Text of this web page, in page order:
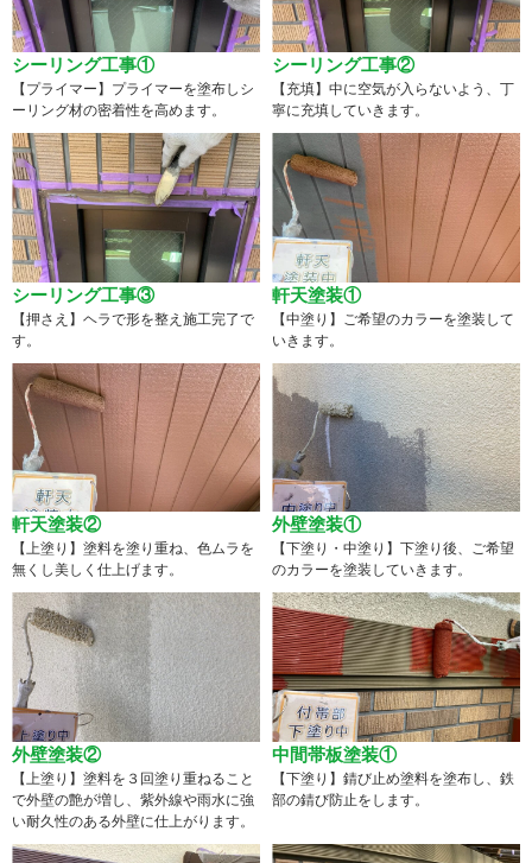
シーリング工事①
【プライマー】プライマーを塗布しシ
ーリング材の密着性を高めます。
シーリング工事②
【充填】中に空気が入らないよう、丁
寧に充填していきます。
シーリング工事③
【押さえ】ヘラで形を整え施工完了で
す。
軒天塗装①
【中塗り】ご希望のカラーを塗装して
いきます。
軒天塗装②
【上塗り】塗料を塗り重ね、色ムラを
無くし美しく仕上げます。
外壁塗装①
【下塗り・中塗り】下塗り後、ご希望
のカラーを塗装していきます。
外壁塗装②
【上塗り】塗料を３回塗り重ねること
で外壁の艶が増し、紫外線や雨水に強
い耐久性のある外壁に仕上がります。
中間帯板塗装①
【下塗り】錆び止め塗料を塗布し、鉄
部の錆び防止をします。